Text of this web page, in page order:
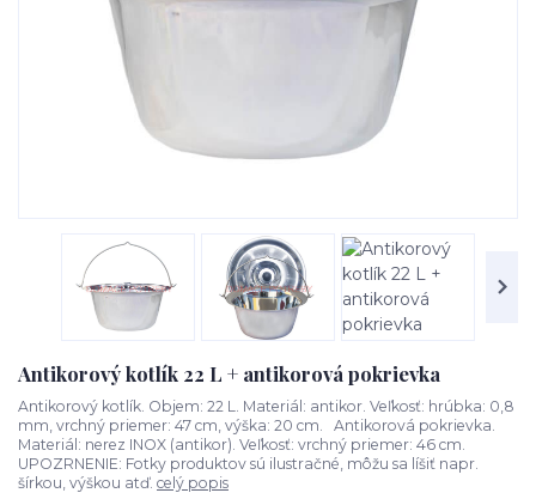
Antikorový kotlík 22 L + antikorová pokrievka
Antikorový kotlík. Objem: 22 L. Materiál: antikor. Veľkosť: hrúbka: 0,8
mm, vrchný priemer: 47 cm, výška: 20 cm. Antikorová pokrievka.
Materiál: nerez INOX (antikor). Veľkosť: vrchný priemer: 46 cm.
UPOZRNENIE: Fotky produktov sú ilustračné, môžu sa líšiť napr.
šírkou, výškou atď. celý popis